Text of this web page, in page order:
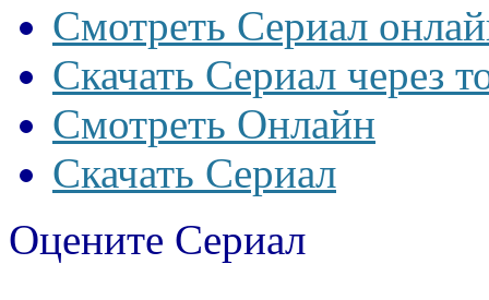
Смотреть Сериал
Скачать Сериал через
Смотреть Онлайн
Скачать Сериал
Оцените Сериал